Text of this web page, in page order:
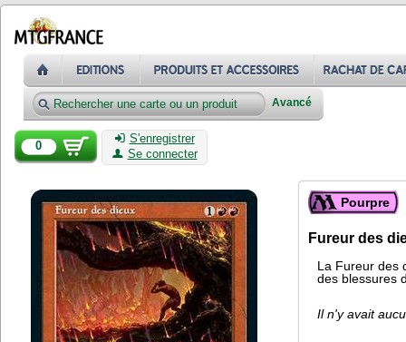
Avancé
0
S'enregistrer
Se connecter
Pourpre
Fureur des
La Fureur des
des blessures
Il n'y avait